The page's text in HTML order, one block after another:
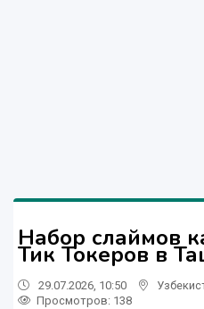
Набор слаймов
Тик Токеров в
29.07.2026, 10:50
Просмотров: 138